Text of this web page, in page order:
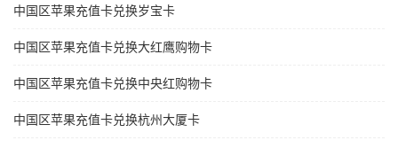
中国区苹果充值卡兑换岁宝卡
中国区苹果充值卡兑换大红鹰购物卡
中国区苹果充值卡兑换中央红购物卡
中国区苹果充值卡兑换杭州大厦卡